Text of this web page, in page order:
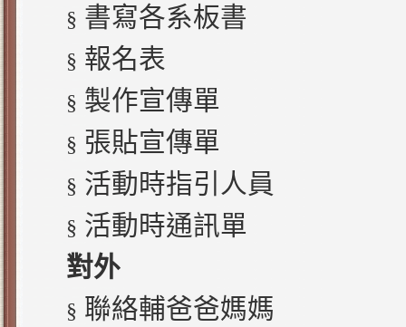
§ 書寫各系板書
§ 報名表
§ 製作宣傳單
§ 張貼宣傳單
§ 活動時指引人員
§ 活動時通訊單
對外
§ 聯絡輔爸爸媽媽